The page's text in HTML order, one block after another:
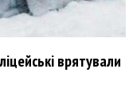
врятували